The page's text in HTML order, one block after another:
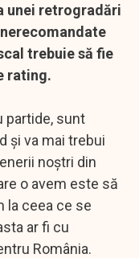
unei retrogradări
trebuie să fie
rating.
partide, sunt
şi va mai trebui
noştri din
o avem este să
la ceea ce se
ar fi cu
România.